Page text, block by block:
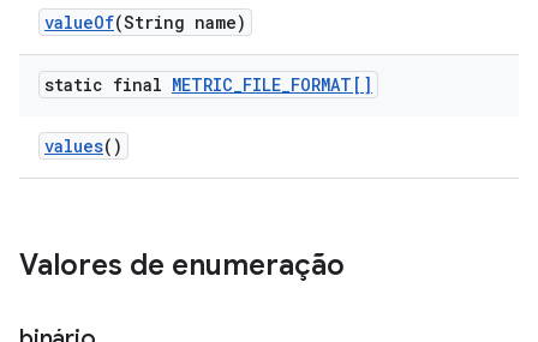
valueOf(String name)
static final METRIC_FILE_FORMAT[]
values()
Valores de enumeração